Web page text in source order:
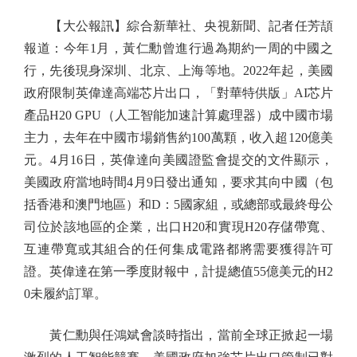
【大公報訊】綜合新華社、央視新聞、記者任芳頡
報道：今年1月，黃仁勳曾進行過為期約一周的中國之
行，先後現身深圳、北京、上海等地。2022年起，美國
政府限制英偉達高端芯片出口，「對華特供版」AI芯片
產品H20 GPU（人工智能加速計算處理器）成中國市場
主力，去年在中國市場銷售約100萬顆，收入超120億美
元。4月16日，英偉達向美國證監會提交的文件顯示，
美國政府當地時間4月9日發出通知，要求其向中國（包
括香港和澳門地區）和D：5國家組，或總部或最終母公
司位於該地區的企業，出口H20和實現H20存儲帶寬、
互連帶寬或其組合的任何集成電路都將需要獲得許可
證。英偉達在第一季度財報中，計提總值55億美元的H2
0未履約訂單。
黃仁勳與任鴻斌會談時指出，當前全球正掀起一場